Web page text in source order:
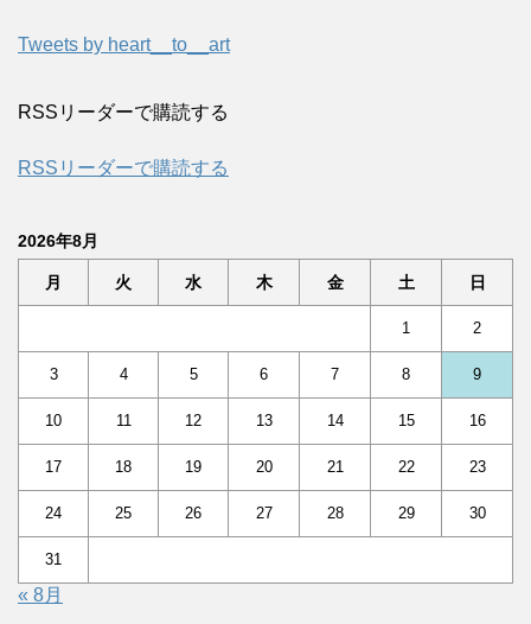
Tweets by heart__to__art
RSSリーダーで購読する
RSSリーダーで購読する
2026年8月
月 火 水 木 金 土 日
1 2
3 4 5 6 7 8 9
10 11 12 13 14 15 16
17 18 19 20 21 22 23
24 25 26 27 28 29 30
31
« 8月